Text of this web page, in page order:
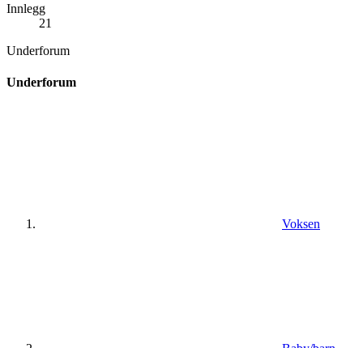
Innlegg
21
Underforum
Underforum
Voksen